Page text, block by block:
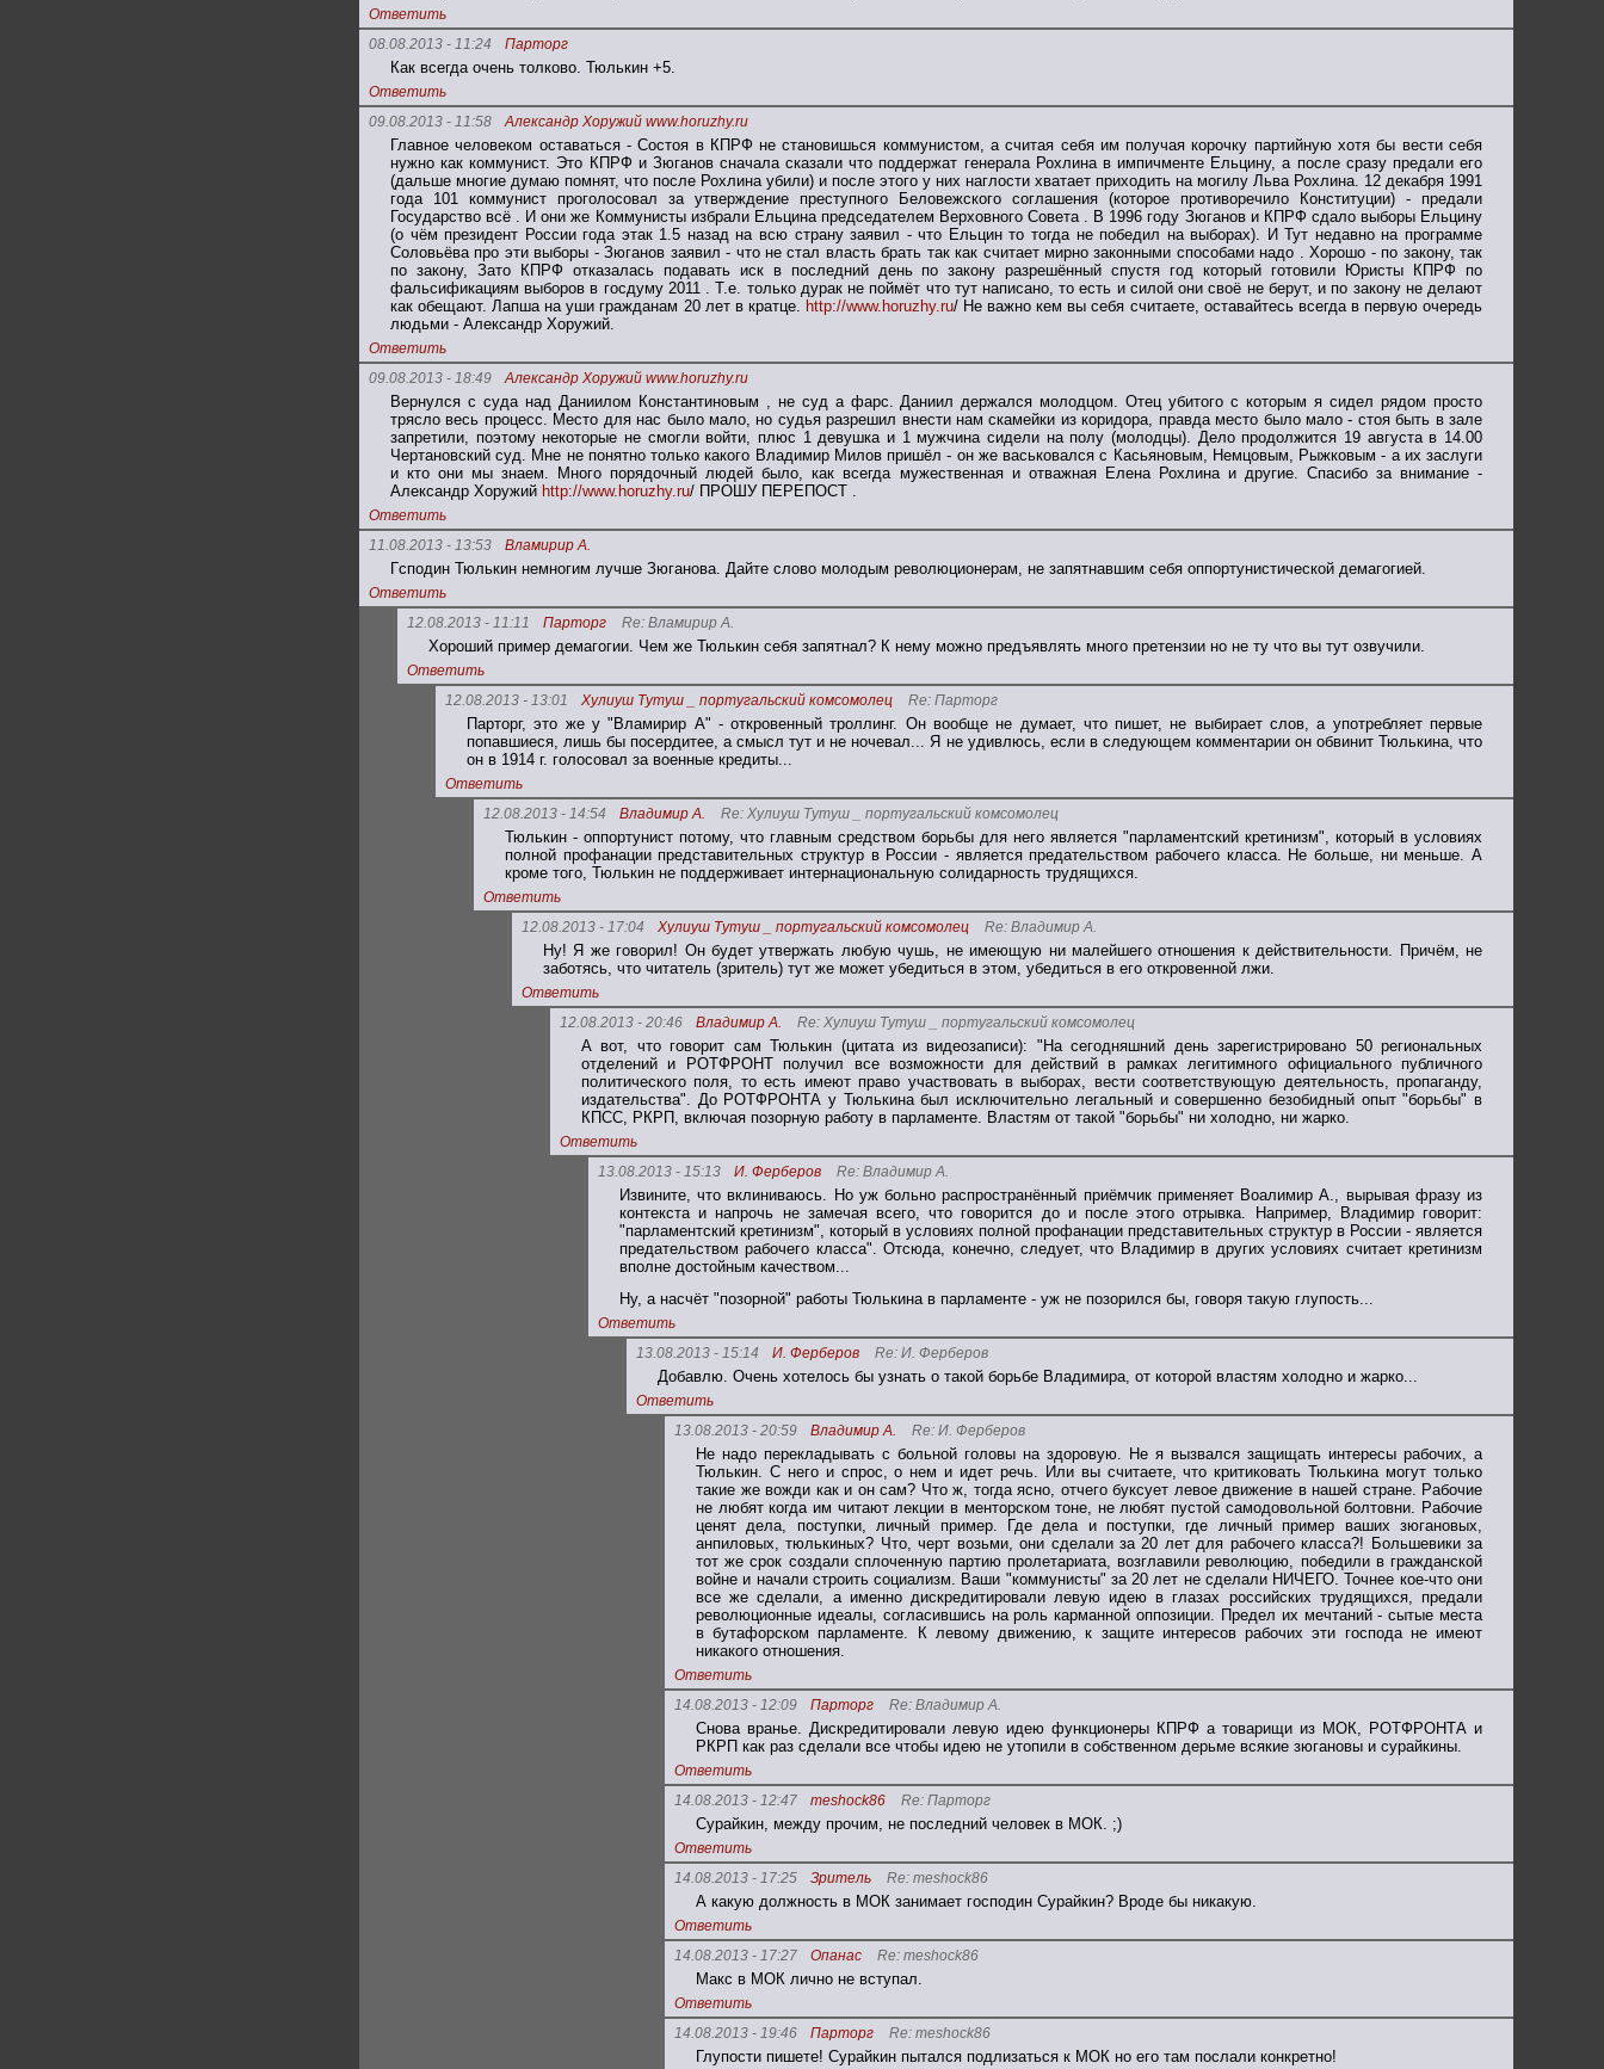
Ответить
08.08.2013 - 11:24
Парторг
Как всегда очень толково. Тюлькин +5.
Ответить
09.08.2013 - 11:58
Александр Хоружий www.horuzhy.ru
Главное человеком оставаться - Состоя в КПРФ не становишься коммунистом, а считая себя им получая корочку партийную хотя бы вести себя
нужно как коммунист. Это КПРФ и Зюганов сначала сказали что поддержат генерала Рохлина в импичменте Ельцину, а после сразу предали его
(дальше многие думаю помнят, что после Рохлина убили) и после этого у них наглости хватает приходить на могилу Льва Рохлина. 12 декабря 1991
года 101 коммунист проголосовал за утверждение преступного Беловежского соглашения (которое противоречило Конституции) - предали
Государство всё . И они же Коммунисты избрали Ельцина председателем Верховного Совета . В 1996 году Зюганов и КПРФ сдало выборы Ельцину
(о чём президент России года этак 1.5 назад на всю страну заявил - что Ельцин то тогда не победил на выборах). И Тут недавно на программе
Соловьёва про эти выборы - Зюганов заявил - что не стал власть брать так как считает мирно законными способами надо . Хорошо - по закону, так
по закону, Зато КПРФ отказалась подавать иск в последний день по закону разрешённый спустя год который готовили Юристы КПРФ по
фальсификациям выборов в госдуму 2011 . Т.е. только дурак не поймёт что тут написано, то есть и силой они своё не берут, и по закону не делают
как обещают. Лапша на уши гражданам 20 лет в кратце. http://www.horuzhy.ru/ Не важно кем вы себя считаете, оставайтесь всегда в первую очередь
людьми - Александр Хоружий.
Ответить
09.08.2013 - 18:49
Александр Хоружий www.horuzhy.ru
Вернулся с суда над Даниилом Константиновым , не суд а фарс. Даниил держался молодцом. Отец убитого с которым я сидел рядом просто
трясло весь процесс. Место для нас было мало, но судья разрешил внести нам скамейки из коридора, правда место было мало - стоя быть в зале
запретили, поэтому некоторые не смогли войти, плюс 1 девушка и 1 мужчина сидели на полу (молодцы). Дело продолжится 19 августа в 14.00
Чертановский суд. Мне не понятно только какого Владимир Милов пришёл - он же васьковался с Касьяновым, Немцовым, Рыжковым - а их заслуги
и кто они мы знаем. Много порядочный людей было, как всегда мужественная и отважная Елена Рохлина и другие. Спасибо за внимание -
Александр Хоружий http://www.horuzhy.ru/ ПРОШУ ПЕРЕПОСТ .
Ответить
11.08.2013 - 13:53
Вламирир А.
Гсподин Тюлькин немногим лучше Зюганова. Дайте слово молодым революционерам, не запятнавшим себя оппортунистической демагогией.
Ответить
12.08.2013 - 11:11
Парторг Re: Вламирир А.
Хороший пример демагогии. Чем же Тюлькин себя запятнал? К нему можно предъявлять много претензии но не ту что вы тут озвучили.
Ответить
12.08.2013 - 13:01
Хулиуш Тутуш _ португальский комсомолец Re: Парторг
Парторг, это же у "Вламирир А" - откровенный троллинг. Он вообще не думает, что пишет, не выбирает слов, а употребляет первые
попавшиеся, лишь бы посердитее, а смысл тут и не ночевал... Я не удивлюсь, если в следующем комментарии он обвинит Тюлькина, что
он в 1914 г. голосовал за военные кредиты...
Ответить
12.08.2013 - 14:54
Владимир А. Re: Хулиуш Тутуш _ португальский комсомолец
Тюлькин - оппортунист потому, что главным средством борьбы для него является "парламентский кретинизм", который в условиях
полной профанации представительных структур в России - является предательством рабочего класса. Не больше, ни меньше. А
кроме того, Тюлькин не поддерживает интернациональную солидарность трудящихся.
Ответить
12.08.2013 - 17:04
Хулиуш Тутуш _ португальский комсомолец Re: Владимир А.
Ну! Я же говорил! Он будет утвержать любую чушь, не имеющую ни малейшего отношения к действительности. Причём, не
заботясь, что читатель (зритель) тут же может убедиться в этом, убедиться в его откровенной лжи.
Ответить
12.08.2013 - 20:46
Владимир А. Re: Хулиуш Тутуш _ португальский комсомолец
А вот, что говорит сам Тюлькин (цитата из видеозаписи): "На сегодняшний день зарегистрировано 50 региональных
отделений и РОТФРОНТ получил все возможности для действий в рамках легитимного официального публичного
политического поля, то есть имеют право участвовать в выборах, вести соответствующую деятельность, пропаганду,
издательства". До РОТФРОНТА у Тюлькина был исключительно легальный и совершенно безобидный опыт "борьбы" в
КПСС, РКРП, включая позорную работу в парламенте. Властям от такой "борьбы" ни холодно, ни жарко.
Ответить
13.08.2013 - 15:13
И. Ферберов Re: Владимир А.
Извините, что вклиниваюсь. Но уж больно распространённый приёмчик применяет Воалимир А., вырывая фразу из
контекста и напрочь не замечая всего, что говорится до и после этого отрывка. Например, Владимир говорит:
"парламентский кретинизм", который в условиях полной профанации представительных структур в России - является
предательством рабочего класса". Отсюда, конечно, следует, что Владимир в других условиях считает кретинизм
вполне достойным качеством...
Ну, а насчёт "позорной" работы Тюлькина в парламенте - уж не позорился бы, говоря такую глупость...
Ответить
13.08.2013 - 15:14
И. Ферберов Re: И. Ферберов
Добавлю. Очень хотелось бы узнать о такой борьбе Владимира, от которой властям холодно и жарко...
Ответить
13.08.2013 - 20:59
Владимир А. Re: И. Ферберов
Не надо перекладывать с больной головы на здоровую. Не я вызвался защищать интересы рабочих, а
Тюлькин. С него и спрос, о нем и идет речь. Или вы считаете, что критиковать Тюлькина могут только
такие же вожди как и он сам? Что ж, тогда ясно, отчего буксует левое движение в нашей стране. Рабочие
не любят когда им читают лекции в менторском тоне, не любят пустой самодовольной болтовни. Рабочие
ценят дела, поступки, личный пример. Где дела и поступки, где личный пример ваших зюгановых,
анпиловых, тюлькиных? Что, черт возьми, они сделали за 20 лет для рабочего класса?! Большевики за
тот же срок создали сплоченную партию пролетариата, возглавили революцию, победили в гражданской
войне и начали строить социализм. Ваши "коммунисты" за 20 лет не сделали НИЧЕГО. Точнее кое-что они
все же сделали, а именно дискредитировали левую идею в глазах российских трудящихся, предали
революционные идеалы, согласившись на роль карманной оппозиции. Предел их мечтаний - сытые места
в бутафорском парламенте. К левому движению, к защите интересов рабочих эти господа не имеют
никакого отношения.
Ответить
14.08.2013 - 12:09
Парторг Re: Владимир А.
Снова вранье. Дискредитировали левую идею функционеры КПРФ а товарищи из МОК, РОТФРОНТА и
РКРП как раз сделали все чтобы идею не утопили в собственном дерьме всякие зюгановы и сурайкины.
Ответить
14.08.2013 - 12:47
meshock86 Re: Парторг
Сурайкин, между прочим, не последний человек в МОК. ;)
Ответить
14.08.2013 - 17:25
Зритель Re: meshock86
А какую должность в МОК занимает господин Сурайкин? Вроде бы никакую.
Ответить
14.08.2013 - 17:27
Опанас Re: meshock86
Макс в МОК лично не вступал.
Ответить
14.08.2013 - 19:46
Парторг Re: meshock86
Глупости пишете! Сурайкин пытался подлизаться к МОК но его там послали конкретно!